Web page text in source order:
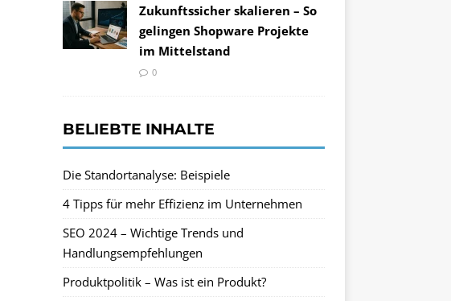
Zukunftssicher skalieren – So
gelingen Shopware Projekte
im Mittelstand
0
BELIEBTE INHALTE
Die Standortanalyse: Beispiele
4 Tipps für mehr Effizienz im Unternehmen
SEO 2024 – Wichtige Trends und
Handlungsempfehlungen
Produktpolitik – Was ist ein Produkt?